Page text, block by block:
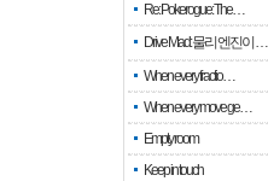
Re: Pokerogue: The…
Drive Mad: 물리 엔진이 …
When every fractio…
When every move ge…
Empty room
Keep in touch